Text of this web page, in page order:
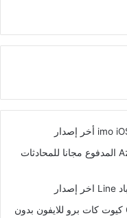
تطبيق أزار للايفون و للايباد Azar iOS 2026 المدفوع مجانا للمحادثات
كيوت كات – تحميل تطبيق Cute Cut Pro كيوت كات برو للايفون بدون